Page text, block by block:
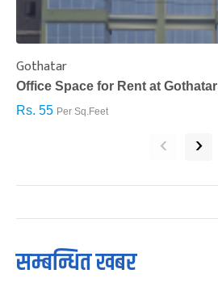
Gothatar
Office Space for Rent at Gothatar
Rs. 55 Per Sq.Feet
‹ ›
सम्बन्धित खबर